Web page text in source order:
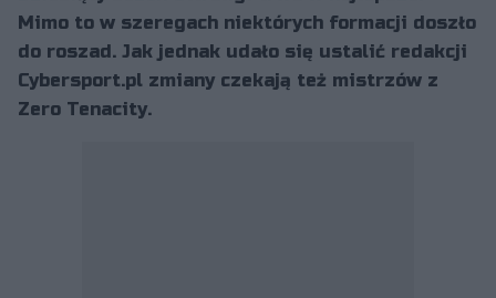
Mimo to w szeregach niektórych formacji doszło
do roszad. Jak jednak udało się ustalić redakcji
Cybersport.pl zmiany czekają też mistrzów z
Zero Tenacity.